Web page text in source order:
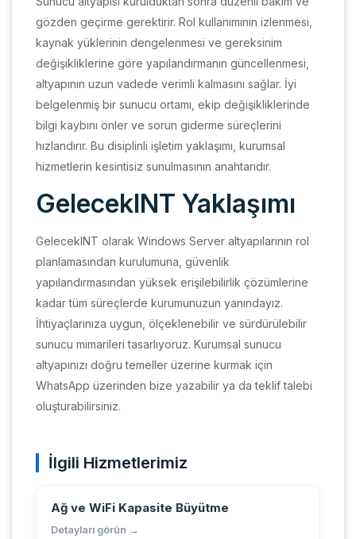
gözden geçirme gerektirir. Rol kullanımının izlenmesi,
kaynak yüklerinin dengelenmesi ve gereksinim
değişikliklerine göre yapılandırmanın güncellenmesi,
altyapının uzun vadede verimli kalmasını sağlar. İyi
belgelenmiş bir sunucu ortamı, ekip değişikliklerinde
bilgi kaybını önler ve sorun giderme süreçlerini
hızlandırır. Bu disiplinli işletim yaklaşımı, kurumsal
hizmetlerin kesintisiz sunulmasının anahtarıdır.
GelecekINT Yaklaşımı
GelecekINT olarak Windows Server altyapılarının rol
planlamasından kurulumuna, güvenlik
yapılandırmasından yüksek erişilebilirlik çözümlerine
kadar tüm süreçlerde kurumunuzun yanındayız.
İhtiyaçlarınıza uygun, ölçeklenebilir ve sürdürülebilir
sunucu mimarileri tasarlıyoruz. Kurumsal sunucu
altyapınızı doğru temeller üzerine kurmak için
WhatsApp üzerinden bize yazabilir ya da teklif talebi
oluşturabilirsiniz.
İlgili Hizmetlerimiz
Ağ ve WiFi Kapasite Büyütme
Detayları görün →